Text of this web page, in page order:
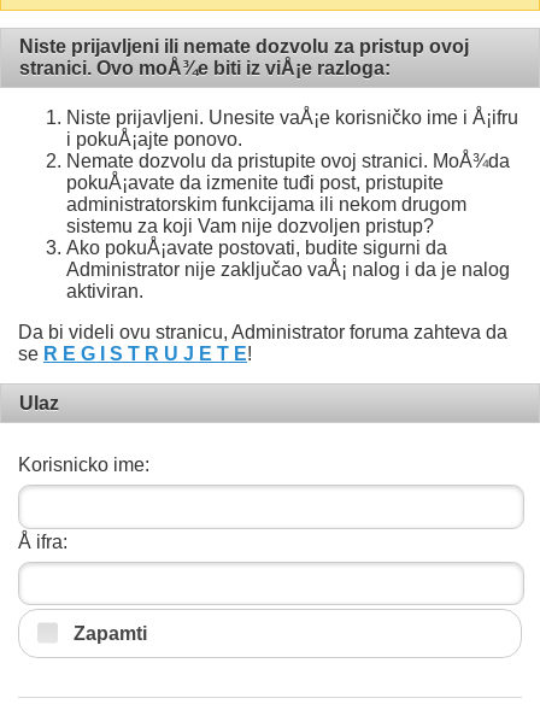
Niste prijavljeni ili nemate dozvolu za pristup ovoj
stranici. Ovo moÅ¾e biti iz viÅ¡e razloga:
Niste prijavljeni. Unesite vaÅ¡e korisničko ime i Å¡ifru
i pokuÅ¡ajte ponovo.
Nemate dozvolu da pristupite ovoj stranici. MoÅ¾da
pokuÅ¡avate da izmenite tuđi post, pristupite
administratorskim funkcijama ili nekom drugom
sistemu za koji Vam nije dozvoljen pristup?
Ako pokuÅ¡avate postovati, budite sigurni da
Administrator nije zaključao vaÅ¡ nalog i da je nalog
aktiviran.
Da bi videli ovu stranicu, Administrator foruma zahteva da
se R E G I S T R U J E T E!
Ulaz
Korisnicko ime:
Å ifra:
Zapamti